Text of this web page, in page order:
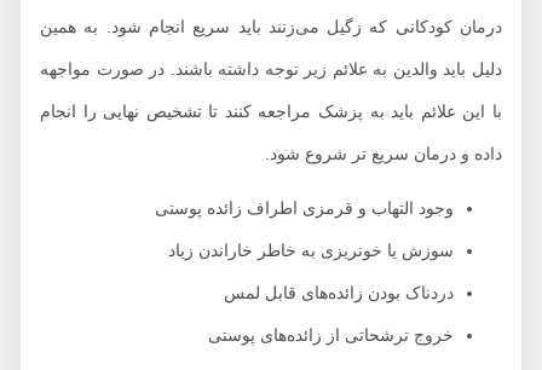
درمان کودکانی که زگیل می‌زنند باید سریع انجام شود. به همین
دلیل باید والدین به علائم زیر توجه داشته باشند. در صورت مواجهه
با این علائم باید به پزشک مراجعه کنند تا تشخیص نهایی را انجام
داده و درمان سریع تر شروع شود.
وجود التهاب و قرمزی اطراف زائده پوستی
سوزش یا خونریزی به خاطر خاراندن زیاد
دردناک بودن زائده‌های قابل لمس
خروج ترشحاتی از زائده‌های پوستی